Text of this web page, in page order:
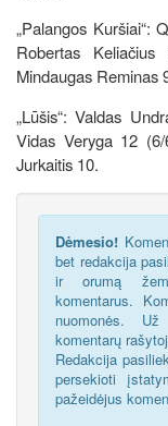
„Palangos Kuršiai“:
Robertas
Mindaugas Reminas
„Lūšis“: Valdas
Vidas Veryga 12
Jurkaitis 10.
Dėmesio!
bet redakcija
ir orumą
komentarus.
nuomonės.
komentarų
Redakcija
persekioti
pažeidėjus